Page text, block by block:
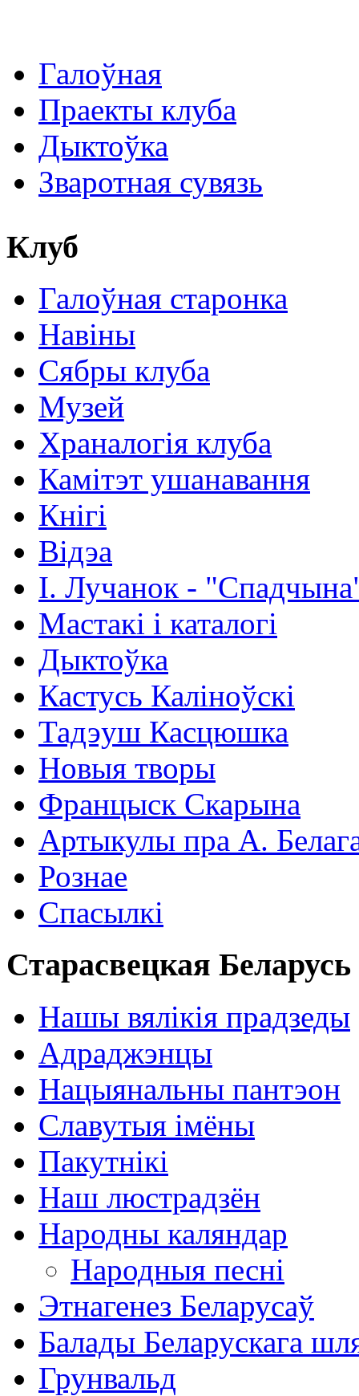
Галоўная
Праекты клуба
Дыктоўка
Зваротная сувязь
Клуб
Галоўная старонка
Навіны
Сябры клуба
Музей
Храналогія клуба
Камітэт ушанавання
Кнігі
Відэа
І. Лучанок -
Мастакі i каталогi
Дыктоўка
Кастусь Каліноўскі
Тадэуш Касцюшка
Новыя творы
Францыск Скарына
Артыкулы пра А.
Рознае
Спасылкі
Старасвецкая Беларусь
Нашы вялікія прадзеды
Адраджэнцы
Нацыянальны пантэон
Славутыя імёны
Пакутнікі
Наш люстрадзён
Народны каляндар
Народныя песні
Этнагенез Беларусаў
Балады Беларускага
Грунвальд